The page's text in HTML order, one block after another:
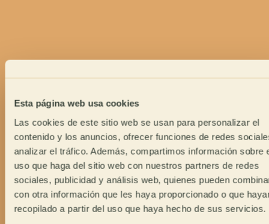
Esta página web usa cookies
Las cookies de este sitio web se usan para personalizar el
contenido y los anuncios, ofrecer funciones de redes
analizar el tráfico. Además, compartimos información sobre
uso que haga del sitio web con nuestros partners de redes
sociales, publicidad y análisis web, quienes pueden
con otra información que les haya proporcionado o que
recopilado a partir del uso que haya hecho de sus servicios.